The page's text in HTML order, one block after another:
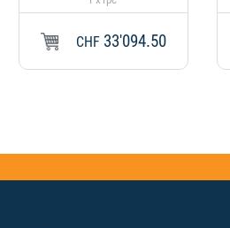
CHF 33'094.50